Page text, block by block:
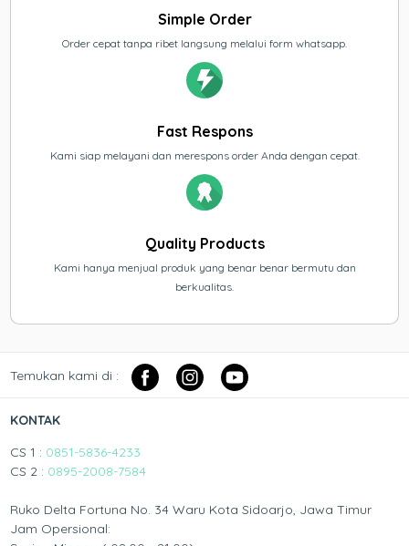
Simple Order
Order cepat tanpa ribet langsung melalui form whatsapp.
Fast Respons
Kami siap melayani dan merespons order Anda dengan cepat.
Quality Products
Kami hanya menjual produk yang benar benar bermutu dan
berkualitas.
Temukan kami di :
KONTAK
CS 1 : 0851-5836-4233
CS 2 : 0895-2008-7584
Ruko Delta Fortuna No. 34 Waru Kota Sidoarjo, Jawa Timur
Jam Opersional: